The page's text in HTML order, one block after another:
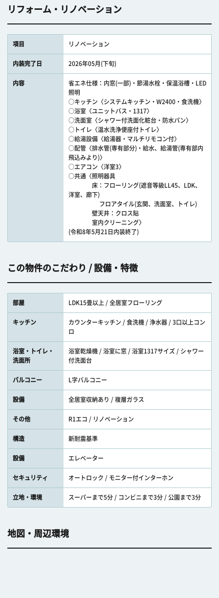
リフォーム・リノベーション
項目 リノベーション
内装完了日 2026年05月(下旬)
内容
省エネ仕様：内窓(一部)・節湯水栓・保温浴槽・LED
照明
○キッチン〈システムキッチン・W2400・食洗機〉
○浴室〈ユニットバス・1317〉
○洗面室〈シャワー付洗面化粧台・防水パン〉
○トイレ〈温水洗浄便座付トイレ〉
○給湯設備〈給湯器・マルチリモコン付〉
○配管〈排水管(専有部分)・給水、給湯管(専有部内
飛込みより)〉
○エアコン〈洋室3〉
○共通〈照明器具
床：フローリング(遮音等級LL45、LDK、
洋室、廊下)
フロアタイル(玄関、洗面室、トイレ)
壁天井：クロス貼
室内クリーニング〉
(令和8年5月21日内装終了)
この物件のこだわり / 設備・特徴
部屋 LDK15畳以上 / 全居室フローリング
キッチン
カウンターキッチン / 食洗機 / 浄水器 / 3口以上コン
ロ
浴室・トイレ・
洗面所
浴室乾燥機 / 浴室に窓 / 浴室1317サイズ / シャワー
付洗面台
バルコニー L字バルコニー
設備 全居室収納あり / 複層ガラス
その他 R1エコ / リノベーション
構造 新耐震基準
設備 エレベーター
セキュリティ オートロック / モニター付インターホン
立地・環境 スーパーまで5分 / コンビニまで3分 / 公園まで3分
地図・周辺環境